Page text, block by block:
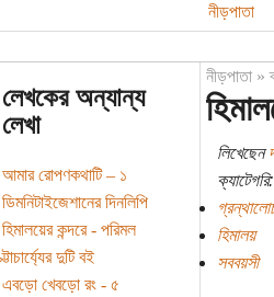
নীড়পাতা
লেখকের অন্যান্য
লেখা
আমার রোপণকথাটি – ১
ডিমনিটাইজেশানের দিনলিপি
হিমালয়ের কন্দরে - পরিমল
ভ্ট্টাচার্য্যের দুটি বই
এবড়ো খেবড়ো রং - ৫
নীড়পাতা»
লিখেছেন
ক্যাটেগরি:
হিমালয়
সববয়সী